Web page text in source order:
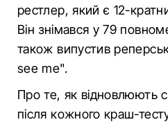
рестлер, який є 12-
Він знімався у 79
також випустив
see me".
Про те, як відновлюють
після кожного краш-